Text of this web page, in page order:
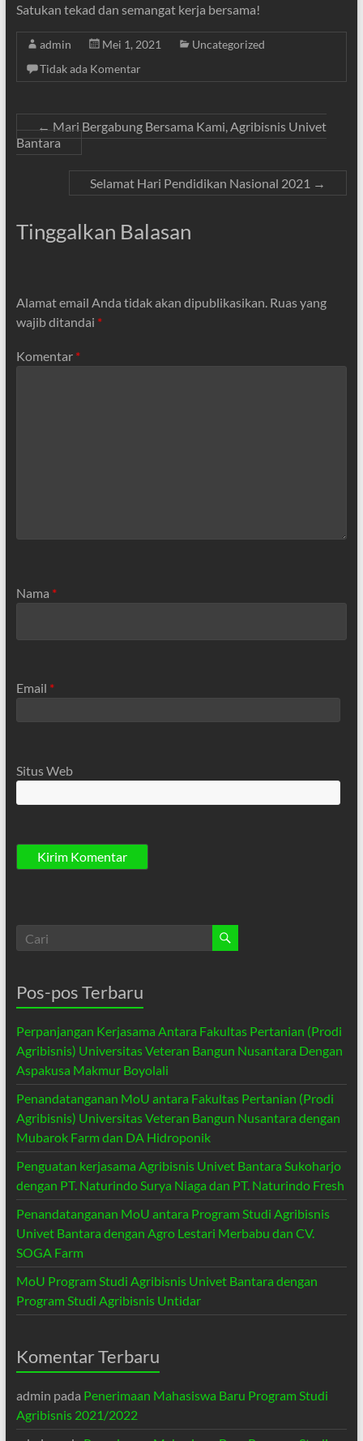
Satukan tekad dan semangat kerja bersama!
admin Mei 1, 2021
Uncategorized
Tidak ada Komentar
←Mari Bergabung Bersama Kami, Agribisnis Univet
Bantara
Selamat Hari Pendidikan Nasional 2021 →
Tinggalkan Balasan
Alamat email Anda tidak akan dipublikasikan. Ruas yang
wajib ditandai *
Komentar *
Nama *
Email *
Situs Web
Pos-pos Terbaru
Perpanjangan Kerjasama Antara Fakultas Pertanian (Prodi
Agribisnis) Universitas Veteran Bangun Nusantara Dengan
Aspakusa Makmur Boyolali
Penandatanganan MoU antara Fakultas Pertanian (Prodi
Agribisnis) Universitas Veteran Bangun Nusantara dengan
Mubarok Farm dan DA Hidroponik
Penguatan kerjasama Agribisnis Univet Bantara Sukoharjo
dengan PT. Naturindo Surya Niaga dan PT. Naturindo Fresh
Penandatanganan MoU antara Program Studi Agribisnis
Univet Bantara dengan Agro Lestari Merbabu dan CV.
SOGA Farm
MoU Program Studi Agribisnis Univet Bantara dengan
Program Studi Agribisnis Untidar
Komentar Terbaru
admin pada Penerimaan Mahasiswa Baru Program Studi
Agribisnis 2021/2022